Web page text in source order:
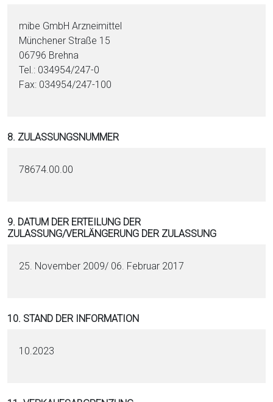
mibe GmbH Arzneimittel
Münchener Straße 15
06796 Brehna
Tel.: 034954/247-0
Fax: 034954/247-100
8. ZULASSUNGSNUMMER
78674.00.00
9. DATUM DER ERTEILUNG DER
ZULASSUNG/VERLÄNGERUNG DER ZULASSUNG
25. November 2009/ 06. Februar 2017
10. STAND DER INFORMATION
10.2023